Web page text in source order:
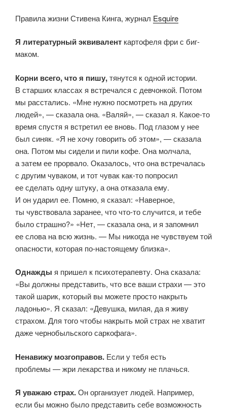
Правила жизни Стивена Кинга, журнал Esquire
Я литературный эквивалент картофеля фри с биг-
маком.
Корни всего, что я пишу,тянутся к одной истории.
В старших классах я встречался с девчонкой. Потом
мы расстались. «Мне нужно посмотреть на других
людей», — сказала она. «Валяй», — сказал я. Какое-то
время спустя я встретил ее вновь. Под глазом у нее
был синяк. «Я не хочу говорить об этом», — сказала
она. Потом мы сидели и пили кофе. Она молчала,
а затем ее прорвало. Оказалось, что она встречалась
с другим чуваком, и тот чувак как-то попросил
ее сделать одну штуку, а она отказала ему.
И он ударил ее. Помню, я сказал: «Наверное,
ты чувствовала заранее, что что-то случится, и тебе
было страшно?» «Нет, — сказала она, и я запомнил
ее слова на всю жизнь. — Мы никогда не чувствуем той
опасности, которая по‑настоящему близка».
Однажды я пришел к психотерапевту. Она сказала:
«Вы должны представить, что все ваши страхи — это
такой шарик, который вы можете просто накрыть
ладонью». Я сказал: «Девушка, милая, да я живу
страхом. Для того чтобы накрыть мой страх не хватит
даже чернобыльского саркофага».
Ненавижу мозгоправов. Если у тебя есть
проблемы — жри лекарства и никому не плачься.
Я уважаю страх.Он организует людей. Например,
если бы можно было представить себе возможность